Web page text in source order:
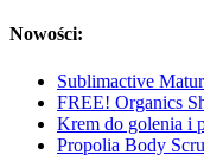
Nowości:
Sublimactive
FREE! Organics
Krem do golenia i
Propolia Body